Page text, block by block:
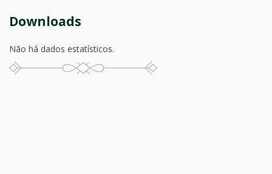
Downloads
Não há dados estatísticos.